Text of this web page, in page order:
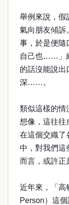
舉例來說，假
氣向朋友傾訴
事，於是便隨
自己也……」
的話沒能說出
深……。
類似這樣的情
想像，這往往
在這個交織了
中，對我們這
而言，或許正
近年來，「高
Person）這